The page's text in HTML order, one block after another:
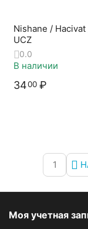
Nishane /
UCZ
0.0
В наличии
3400 ₽
1
Моя учетная